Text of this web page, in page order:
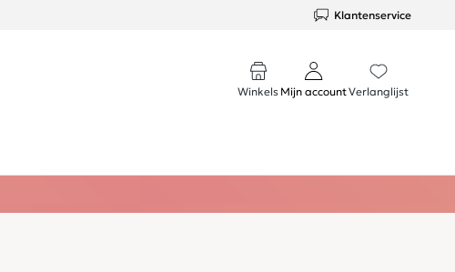
Klantenservice
Winkels Mijn accountVerlanglijst